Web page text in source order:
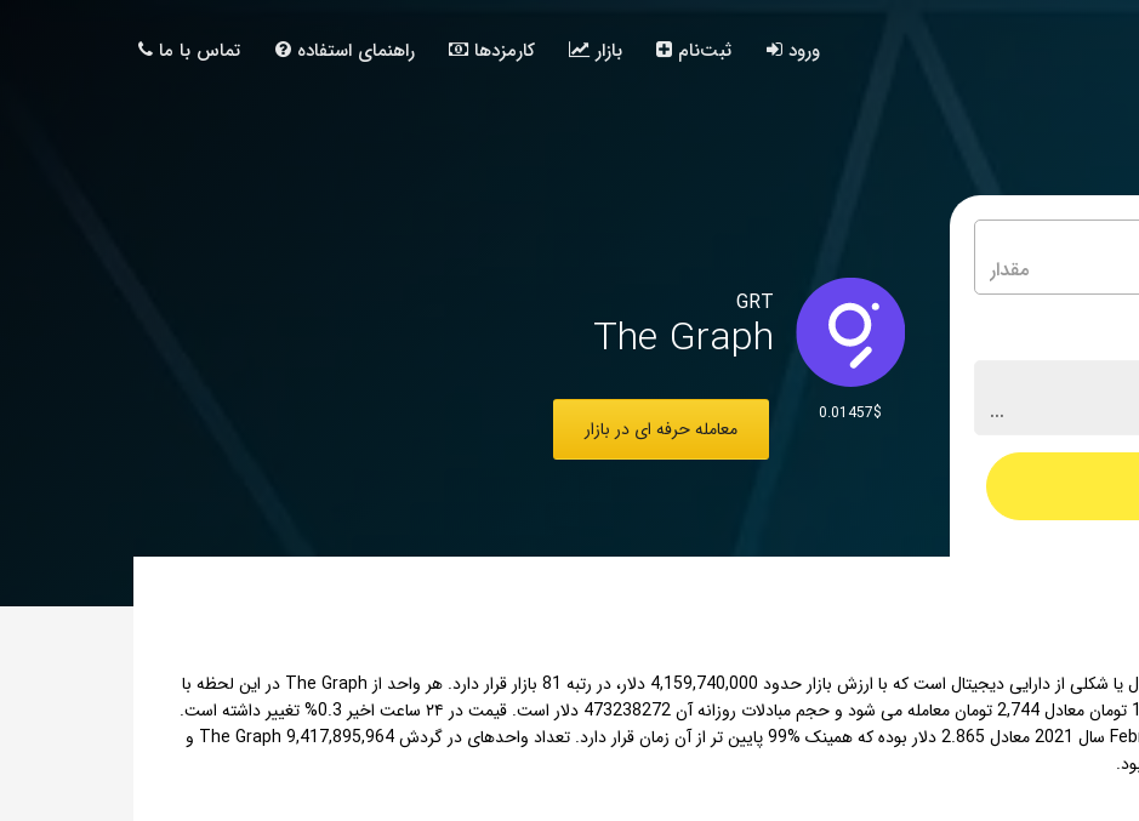
ورود ثبت‌نام بازار کارمزدها راهنمای استفاده تماس با ما
0.01457$
GRT
The Graph
معامله حرفه ای در بازار
The Graph با نماد اختصاری GRT یک ارز دیجیتال یا شکلی از دارایی دیجیتال است که با ارزش بازار حدود 4,159,740,000 دلار، در رتبه 81 بازار قرار دارد. هر واحد از The Graph در این لحظه با
قیمت 0.01457 دلار، با احتساب نرخ تتر 188,333 تومان معادل 2,744 تومان معامله می شود و حجم مبادلات روزانه آن 473238272 دلار است. قیمت در ۲۴ ساعت اخیر 0.3% تغییر داشته است.
بالاترین قیمت The Graph در تاریخ 12 اُم February سال 2021 معادل 2.865 دلار بوده که همینک %99 پایین تر از آن زمان قرار دارد. تعداد واحدهای در گردش The Graph 9,417,895,964 و